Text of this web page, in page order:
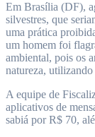
Em Brasília (DF),
silvestres, que
uma prática
um homem foi
ambiental, pois os
natureza, utilizando
A equipe de
aplicativos de
sabiá por R$ 70,